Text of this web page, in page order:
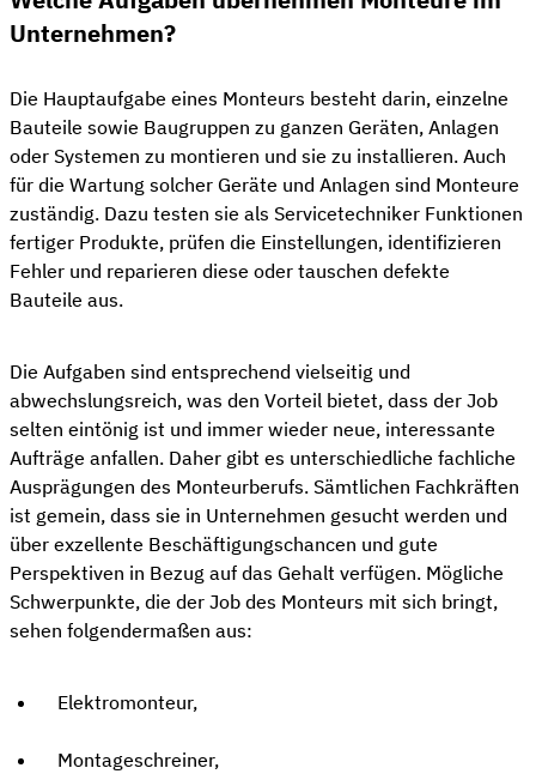
Unternehmen?
Die Hauptaufgabe eines Monteurs besteht darin, einzelne
Bauteile sowie Baugruppen zu ganzen Geräten, Anlagen
oder Systemen zu montieren und sie zu installieren. Auch
für die Wartung solcher Geräte und Anlagen sind Monteure
zuständig. Dazu testen sie als Servicetechniker Funktionen
fertiger Produkte, prüfen die Einstellungen, identifizieren
Fehler und reparieren diese oder tauschen defekte
Bauteile aus.
Die Aufgaben sind entsprechend vielseitig und
abwechslungsreich, was den Vorteil bietet, dass der Job
selten eintönig ist und immer wieder neue, interessante
Aufträge anfallen. Daher gibt es unterschiedliche fachliche
Ausprägungen des Monteurberufs. Sämtlichen Fachkräften
ist gemein, dass sie in Unternehmen gesucht werden und
über exzellente Beschäftigungschancen und gute
Perspektiven in Bezug auf das Gehalt verfügen. Mögliche
Schwerpunkte, die der Job des Monteurs mit sich bringt,
sehen folgendermaßen aus:
Elektromonteur,
Montageschreiner,